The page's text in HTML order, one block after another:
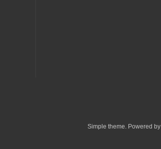
Simple theme. Powered by